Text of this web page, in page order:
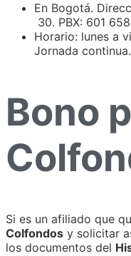
En Bogotá.
30. PBX: 601
Horario: lunes a
Jornada continua.
Bono
Si es un afiliado que
Colfondos y solicitar
los documentos del